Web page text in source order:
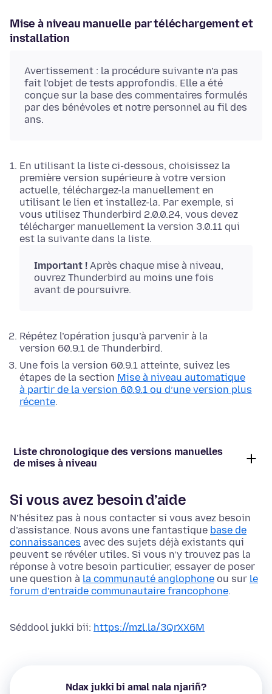
Mise à niveau manuelle par téléchargement et
installation
Avertissement : la procédure suivante n’a pas
fait l’objet de tests approfondis. Elle a été
conçue sur la base des commentaires formulés
par des bénévoles et notre personnel au fil des
ans.
En utilisant la liste ci-dessous, choisissez la
première version supérieure à votre version
actuelle, téléchargez-la manuellement en
utilisant le lien et installez-la. Par exemple, si
vous utilisez Thunderbird 2.0.0.24, vous devez
télécharger manuellement la version 3.0.11 qui
est la suivante dans la liste.
Important ! Après chaque mise à niveau,
ouvrez Thunderbird au moins une fois
avant de poursuivre.
Répétez l’opération jusqu’à parvenir à la
version 60.9.1 de Thunderbird.
Une fois la version 60.9.1 atteinte, suivez les
étapes de la section Mise à niveau automatique
à partir de la version 60.9.1 ou d’une version plus
récente.
Liste chronologique des versions manuelles
de mises à niveau
Si vous avez besoin d’aide
N’hésitez pas à nous contacter si vous avez besoin
d’assistance. Nous avons une fantastique base de
connaissances avec des sujets déjà existants qui
peuvent se révéler utiles. Si vous n’y trouvez pas la
réponse à votre besoin particulier, essayer de poser
une question à la communauté anglophone ou sur le
forum d’entraide communautaire francophone.
Séddool jukki bii: https://mzl.la/3QrXX6M
Ndax jukki bi amal nala njariñ?